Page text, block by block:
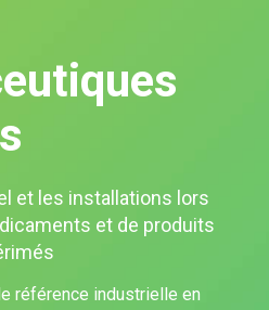
et les installations lors
et de produits
référence industrielle en